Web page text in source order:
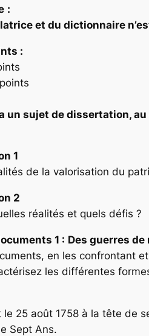
:
et du dictionnaire
:
un sujet de dissertation,
1
de la valorisation du
2
réalités et quels défis ?
1 : Des guerres
en les confrontant
les différentes
le 25 août 1758 à la tête de
Sept Ans.